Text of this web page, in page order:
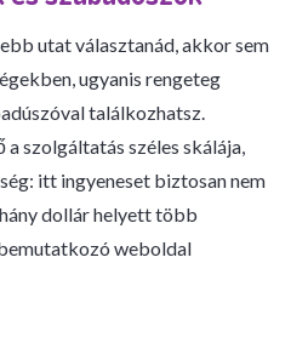
utat választanád, akkor sem
ugyanis rengeteg
találkozhatsz.
szolgáltatás széles skálája,
itt ingyeneset biztosan nem
dollár helyett több
weboldal